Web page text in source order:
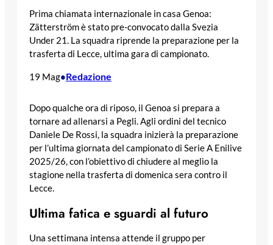
Prima chiamata internazionale in casa Genoa:
Zätterström è stato pre-convocato dalla Svezia
Under 21. La squadra riprende la preparazione per la
trasferta di Lecce, ultima gara di campionato.
19 Mag•Redazione
Dopo qualche ora di riposo, il Genoa si prepara a
tornare ad allenarsi a Pegli. Agli ordini del tecnico
Daniele De Rossi, la squadra inizierà la preparazione
per l’ultima giornata del campionato di Serie A Enilive
2025/26, con l’obiettivo di chiudere al meglio la
stagione nella trasferta di domenica sera contro il
Lecce.
Ultima fatica e sguardi al futuro
Una settimana intensa attende il gruppo per